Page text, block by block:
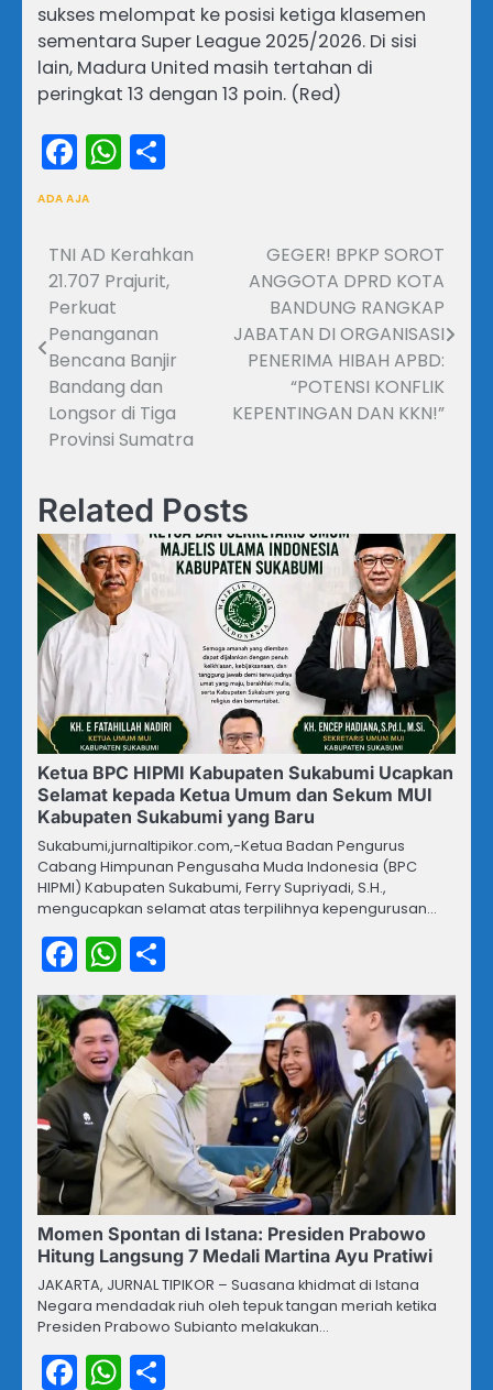
sukses melompat ke posisi ketiga klasemen
sementara Super League 2025/2026. Di sisi
lain, Madura United masih tertahan di
peringkat 13 dengan 13 poin. (Red)
Facebook
WhatsApp
ADA AJA
Navigasi
pos
TNI AD Kerahkan
21.707 Prajurit,
Perkuat
Penanganan
Bencana Banjir
Bandang dan
Longsor di Tiga
Provinsi Sumatra
GEGER! BPKP SOROT
ANGGOTA DPRD KOTA
BANDUNG RANGKAP
JABATAN DI ORGANISASI
PENERIMA HIBAH APBD:
“POTENSI KONFLIK
KEPENTINGAN DAN KKN!”
Related Posts
Ketua BPC HIPMI Kabupaten Sukabumi Ucapkan
Selamat kepada Ketua Umum dan Sekum MUI
Kabupaten Sukabumi yang Baru
Sukabumi,jurnaltipikor.com,-Ketua Badan Pengurus
Cabang Himpunan Pengusaha Muda Indonesia (BPC
HIPMI) Kabupaten Sukabumi, Ferry Supriyadi, S.H.,
mengucapkan selamat atas terpilihnya kepengurusan…
Facebook
WhatsApp
Momen Spontan di Istana: Presiden Prabowo
Hitung Langsung 7 Medali Martina Ayu Pratiwi
JAKARTA, JURNAL TIPIKOR – Suasana khidmat di Istana
Negara mendadak riuh oleh tepuk tangan meriah ketika
Presiden Prabowo Subianto melakukan…
Facebook
WhatsApp